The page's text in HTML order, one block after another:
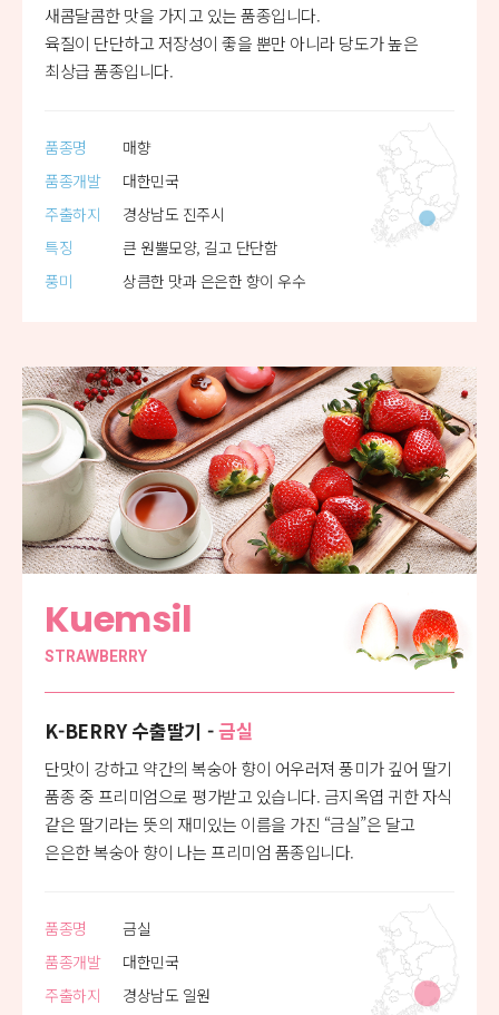
새콤달콤한 맛을 가지고 있는 품종입니다.
육질이 단단하고 저장성이 좋을 뿐만 아니라 당도가 높은
최상급 품종입니다.
품종명
매향
품종개발
대한민국
주출하지
경상남도 진주시
특징
큰 원뿔모양, 길고 단단함
풍미
상큼한 맛과 은은한 향이 우수
Kuemsil
STRAWBERRY
K-BERRY 수출딸기 -금실
단맛이 강하고 약간의 복숭아 향이 어우러져 풍미가 깊어 딸기
품종 중 프리미엄으로 평가받고 있습니다. 금지옥엽 귀한 자식
같은 딸기라는 뜻의 재미있는 이름을 가진 “금실”은 달고
은은한 복숭아 향이 나는 프리미엄 품종입니다.
품종명
금실
품종개발
대한민국
주출하지
경상남도 일원